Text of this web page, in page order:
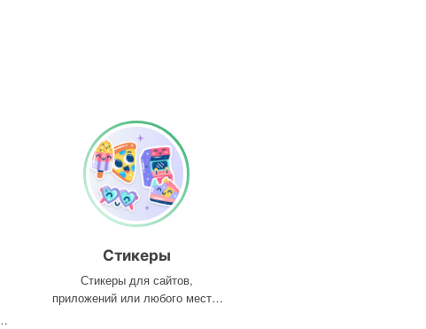
Стикеры
Стикеры для сайтов,
приложений или любого места,